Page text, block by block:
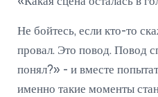
Не бойтесь, если кто-то
провал. Это повод. Повод
понял?» - и вместе
именно такие моменты